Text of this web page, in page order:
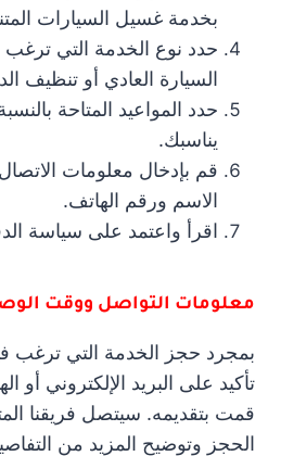
بخدمة غسيل السيارات
حدد نوع الخدمة التي
السيارة العادي أو تنظيف
حدد المواعيد المتاحة
يناسبك.
قم بإدخال معلومات
الاسم ورقم الهاتف.
اقرأ واعتمد على سياسة
معلومات التواصل ووقت
بمجرد حجز الخدمة التي ترغب
تأكيد على البريد الإلكتروني أو
قمت بتقديمه. سيتصل فريقنا
الحجز وتوضيح المزيد من